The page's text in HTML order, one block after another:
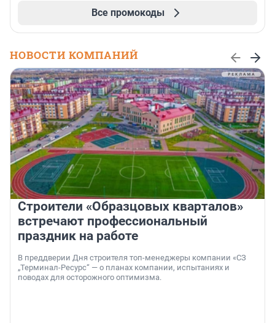
Все промокоды
НОВОСТИ КОМПАНИЙ
Строители «Образцовых кварталов»
встречают профессиональный
праздник на работе
В преддверии Дня строителя топ-менеджеры компании «СЗ
„Терминал-Ресурс“ — о планах компании, испытаниях и
поводах для осторожного оптимизма.